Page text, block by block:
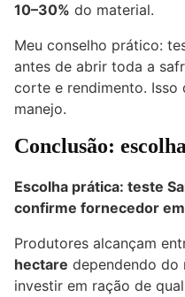
10–30% do material.
Meu conselho prático:
antes de abrir toda a
corte e rendimento. Isso
manejo.
Conclusão:
Escolha prática: teste
confirme fornecedor
Produtores alcançam
hectare dependendo do
investir em ração de